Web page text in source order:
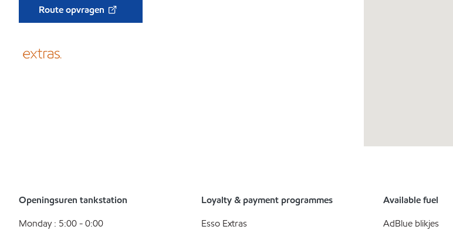
Route opvragen
Openingsuren tankstation
Monday : 5:00 - 0:00
Loyalty & payment programmes
Esso Extras
Available fuel
AdBlue blikjes